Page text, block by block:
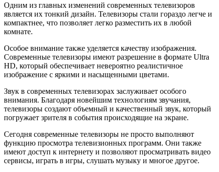
Одним из главных изменений современных телевизоров
является их тонкий дизайн. Телевизоры стали гораздо легче и
компактнее, что позволяет легко разместить их в любой
комнате.
Особое внимание также уделяется качеству изображения.
Современные телевизоры имеют разрешение в формате Ultra
HD, который обеспечивает невероятно реалистичное
изображение с яркими и насыщенными цветами.
Звук в современных телевизорах заслуживает особого
внимания. Благодаря новейшим технологиям звучания,
телевизоры создают объемный и качественный звук, который
погружает зрителя в события происходящие на экране.
Сегодня современные телевизоры не просто выполняют
функцию просмотра телевизионных программ. Они также
имеют доступ к интернету и позволяют просматривать видео
сервисы, играть в игры, слушать музыку и многое другое.